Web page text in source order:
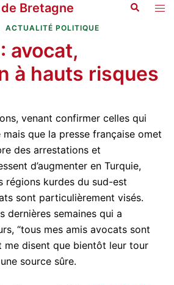
Bretagne
ACTUALITÉ POLITIQUE
avocat,
à hauts risques
venant confirmer celles qui
que la presse française omet
des arrestations et
d’augmenter en Turquie,
régions kurdes du sud-est
sont particulièrement visés.
dernières semaines qui a
“tous mes amis avocats sont
me disent que bientôt leur tour
source sûre.